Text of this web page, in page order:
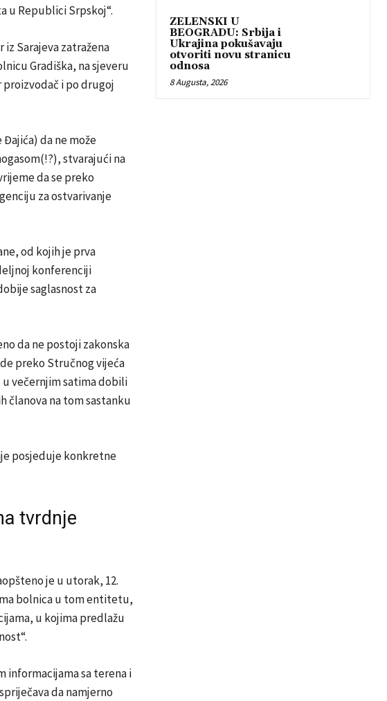
u Republici Srpskoj“.
Sarajeva zatražena
Gradiška, na sjeveru
proizvodač i po drugoj
da ne može
stvarajući na
da se preko
za ostvarivanje
od kojih je prva
konferenciji
saglasnost za
da ne postoji zakonska
preko Stručnog vijeća
večernjim satima dobili
članova na tom sastanku
posjeduje konkretne
tvrdnje
je u utorak, 12.
bolnica u tom entitetu,
u kojima predlažu
informacijama sa terena i
da namjerno
ZELENSKI U
BEOGRADU: Srbija i
Ukrajina pokušavaju
otvoriti novu stranicu
odnosa
8 Augusta, 2026